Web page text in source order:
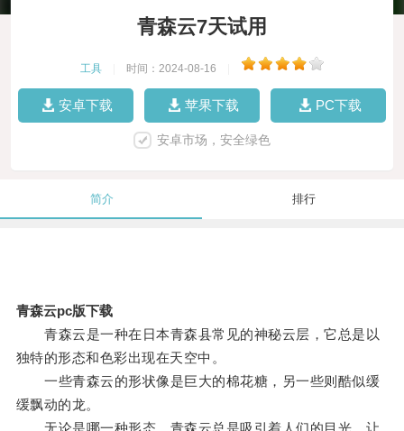
青森云7天试用
工具 时间：2024-08-16
安卓下载 苹果下载 PC下载
安卓市场，安全绿色
简介 排行
青森云pc版下载
青森云是一种在日本青森县常见的神秘云层，它总是以
独特的形态和色彩出现在天空中。
一些青森云的形状像是巨大的棉花糖，另一些则酷似缓
缓飘动的龙。